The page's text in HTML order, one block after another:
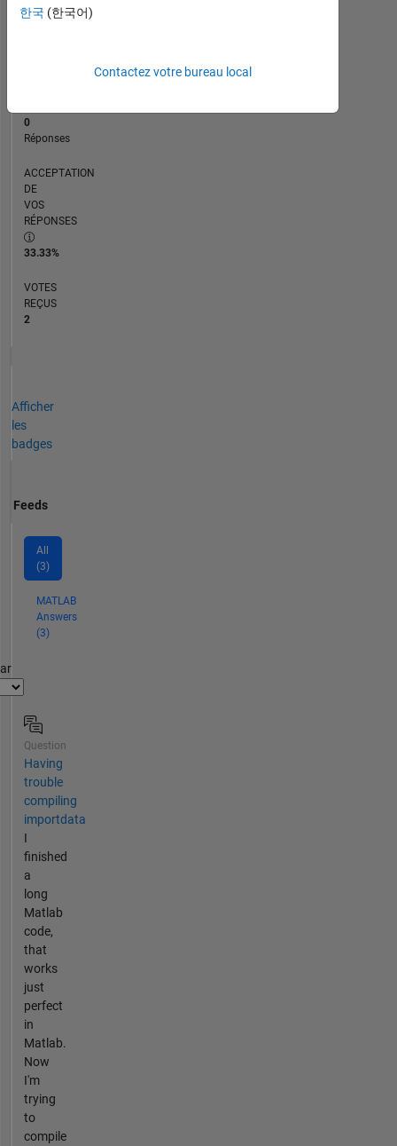
RÉPUTATION
CONTRIBUTIONS
0
Réponses
ACCEPTATION
DE
VOS
RÉPONSES
33.33%
VOTES
REÇUS
2
Afficher
les
badges
Feeds
All
(3)
MATLAB
Answers
(3)
Question
Having
trouble
compiling
importdata
I
finished
a
long
Matlab
code,
that
works
just
perfect
in
Matlab.
Now
I'm
trying
to
compile
한국 (한국어)
Contactez votre bureau local